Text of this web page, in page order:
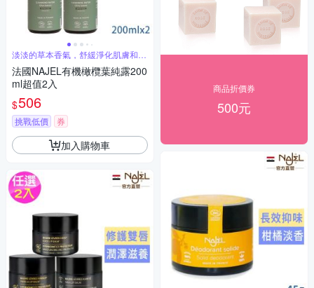
淡淡的草本香氣，舒緩淨化肌膚和頭
皮
法國NAJEL有機橄欖葉純露200
ml超值2入
$506
挑戰低價 券
加入購物車
商品折價券
500元